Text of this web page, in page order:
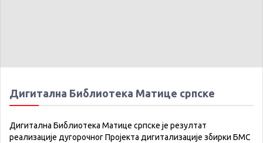
Дигитална Библиотека Матице српске
Дигитална Библиотека Матице српске је резултат
реализације дугорочног Пројекта дигитализације збирки БМС